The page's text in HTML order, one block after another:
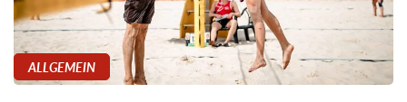
ALLGEMEIN